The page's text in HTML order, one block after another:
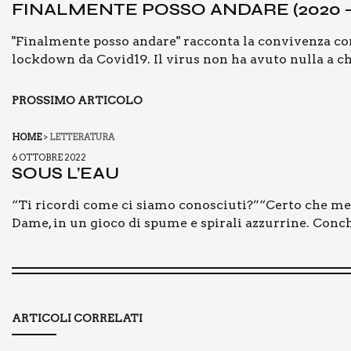
d
i
FINAL­MEN­TE POS­SO ANDA­RE (2020
"Finalmente posso andare" racconta la convivenza
lockdown da Covid19. Il virus non ha avuto nulla a
PROSSIMO ARTICOLO
HOME> LETTERATURA
6 OTTOBRE 2022
SOUS L’EAU
“Ti ricordi come ci siamo conosciuti?”“Certo che
Dame, in un gioco di spume e spirali azzurrine.
ARTICOLI CORRELATI